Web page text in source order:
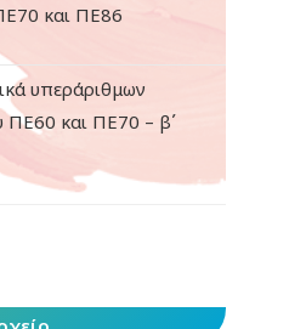
και ΠΕ86
υπεράριθμων
ΠΕ60 και ΠΕ70 – β΄